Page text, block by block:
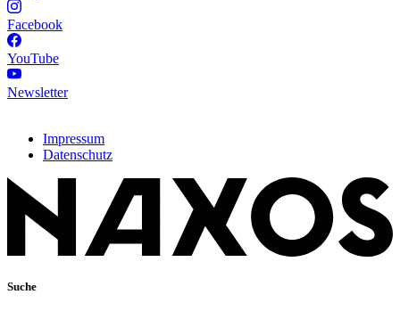
Facebook
YouTube
Newsletter
Impressum
Datenschutz
Suche